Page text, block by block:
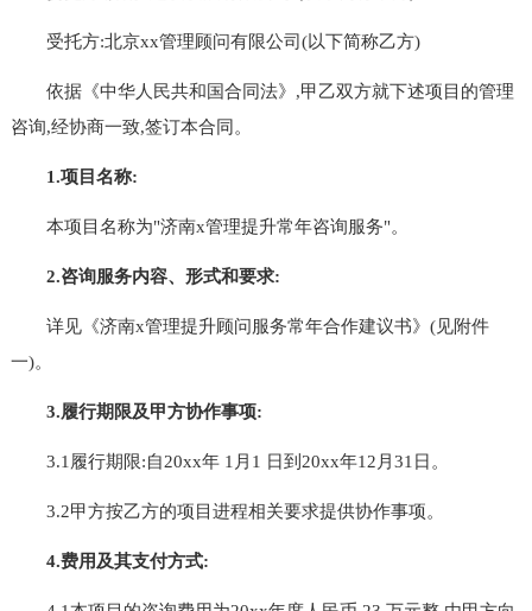
受托方:北京xx管理顾问有限公司(以下简称乙方)
依据《中华人民共和国合同法》,甲乙双方就下述项目的管理
咨询,经协商一致,签订本合同。
1.项目名称:
本项目名称为"济南x管理提升常年咨询服务"。
2.咨询服务内容、形式和要求:
详见《济南x管理提升顾问服务常年合作建议书》(见附件
一)。
3.履行期限及甲方协作事项:
3.1履行期限:自20xx年 1月1 日到20xx年12月31日。
3.2甲方按乙方的项目进程相关要求提供协作事项。
4.费用及其支付方式: